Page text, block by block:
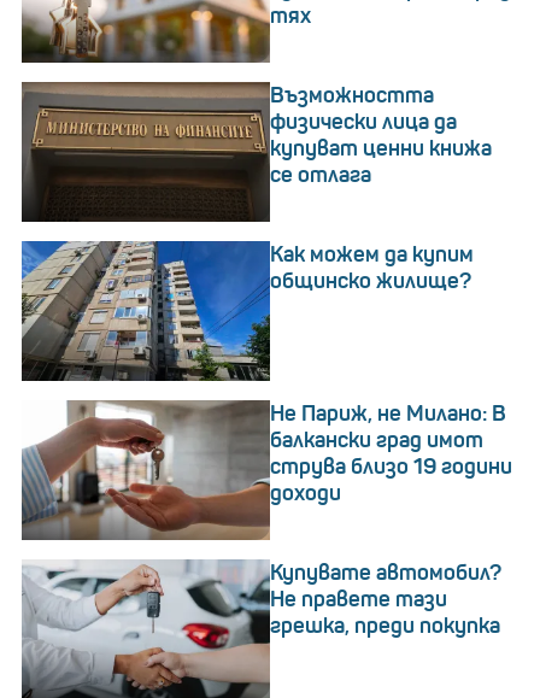
тях
Възможността
физически лица да
купуват ценни книжа
се отлага
Как можем да купим
общинско жилище?
Не Париж, не Милано: В
балкански град имот
струва близо 19 години
доходи
Купувате автомобил?
Не правете тази
грешка, преди покупка